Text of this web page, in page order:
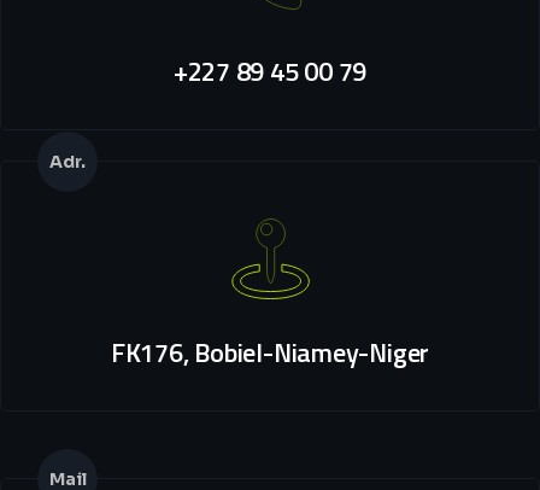
+227 89 45 00 79
Adr.
FK176, Bobiel-Niamey-Niger
Mail